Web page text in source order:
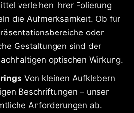
verleihen Ihrer Folierung
die Aufmerksamkeit. Ob für
oder
Gestaltungen sind der
optischen Wirkung.
Von kleinen Aufklebern
Beschriftungen – unser
Anforderungen ab.